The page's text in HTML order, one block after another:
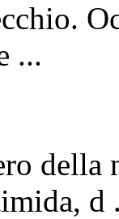
...
della
d